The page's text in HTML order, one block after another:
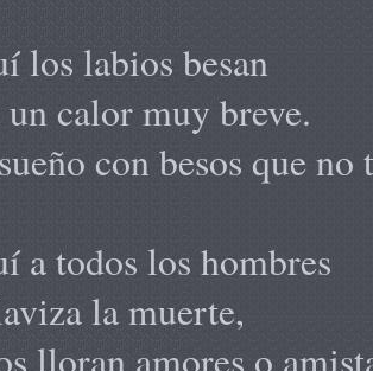
los labios besan
calor muy breve.
con besos que
a todos los hombres
la muerte,
lloran amores o